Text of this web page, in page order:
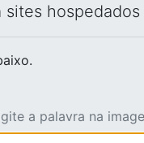
a palavra na